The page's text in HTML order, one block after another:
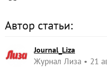
Автор статьи:
Journal_Liza
Журнал Лиза 21